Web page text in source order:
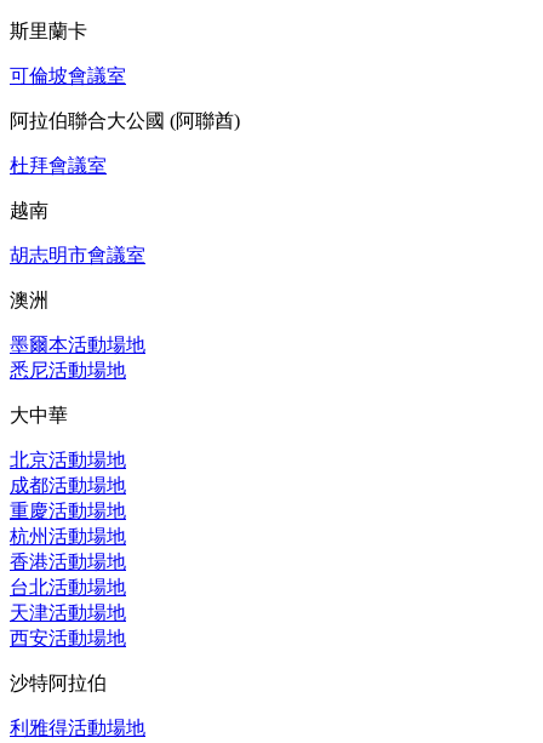
斯里蘭卡
可倫坡會議室
阿拉伯聯合大公國 (阿聯酋)
杜拜會議室
越南
胡志明市會議室
澳洲
墨爾本活動場地
悉尼活動場地
大中華
北京活動場地
成都活動場地
重慶活動場地
杭州活動場地
香港活動場地
台北活動場地
天津活動場地
西安活動場地
沙特阿拉伯
利雅得活動場地